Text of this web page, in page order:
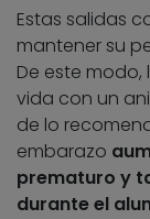
Estas salidas
mantener su
De este
vida con un
de lo
embarazo
prematuro y
durante el